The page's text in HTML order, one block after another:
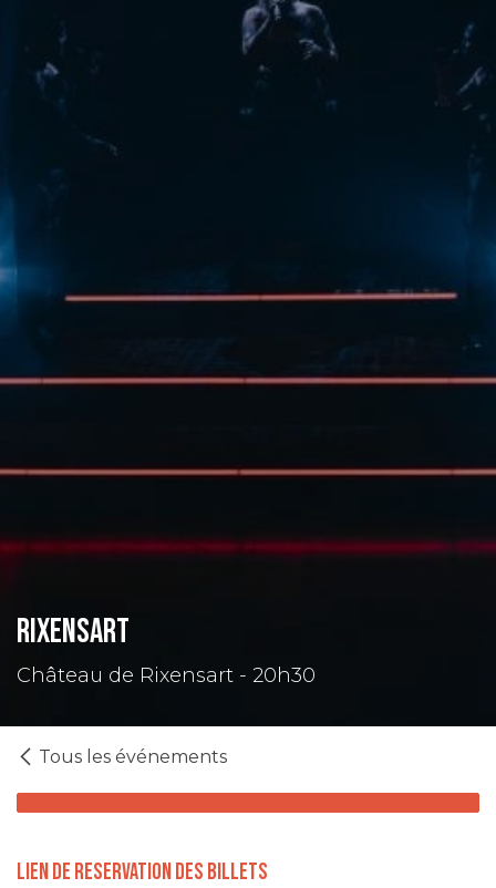
Rixensart
Château de Rixensart - 20h30
Tous les événements
LIEN DE RESERVATION DES BILLETS